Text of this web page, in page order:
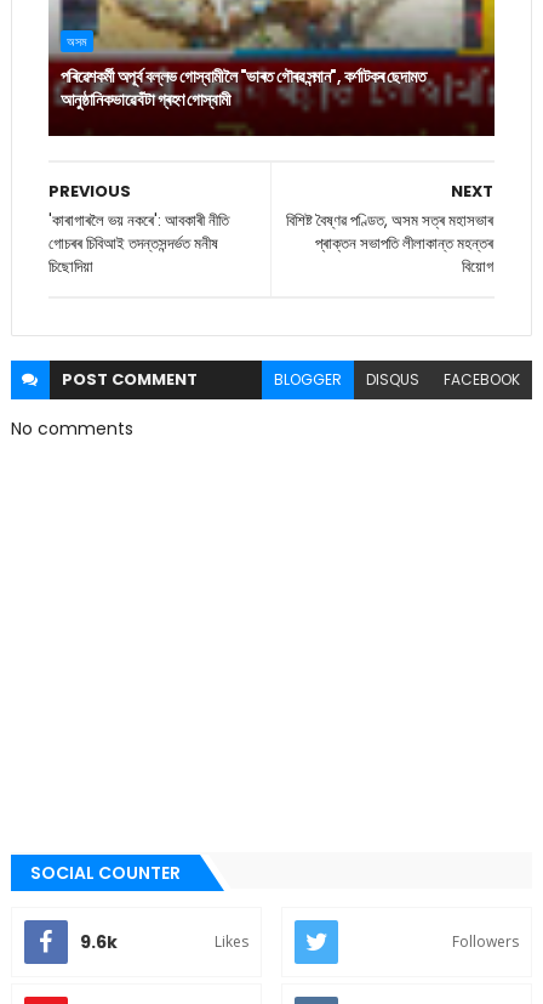
অসম
পৰিৱেশকৰ্মী অপূৰ্ব বল্লভ গোস্বামীলৈ "ভাৰত গৌৰৱ সন্মান", কৰ্ণাটকৰ ছেদামত
আনুষ্ঠানিকভাৱে বঁটা গ্ৰহণ গোস্বামী
NEXT
বিশিষ্ট বৈষ্ণৱ পণ্ডিত, অসম সত্ৰ মহাসভাৰ
প্ৰাক্তন সভাপতি লীলাকান্ত মহন্তৰ
বিয়োগ
PREVIOUS
'কাৰাগাৰলৈ ভয় নকৰে': আবকাৰী নীতি
গোচৰৰ চিবিআই তদন্তসন্দৰ্ভত মনীষ
চিছোদিয়া
POST COMMENT BLOGGER DISQUS FACEBOOK
No comments
SOCIAL COUNTER
9.6k Likes Followers